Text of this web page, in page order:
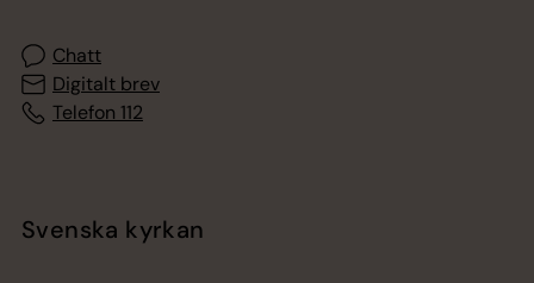
Chatt
Digitalt brev
Telefon 112
Svenska kyrkan